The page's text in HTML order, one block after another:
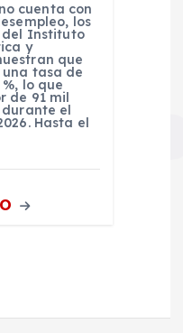
cuenta con
los
del Instituto
y
que
tasa de
lo que
de 91 mil
el
Hasta el